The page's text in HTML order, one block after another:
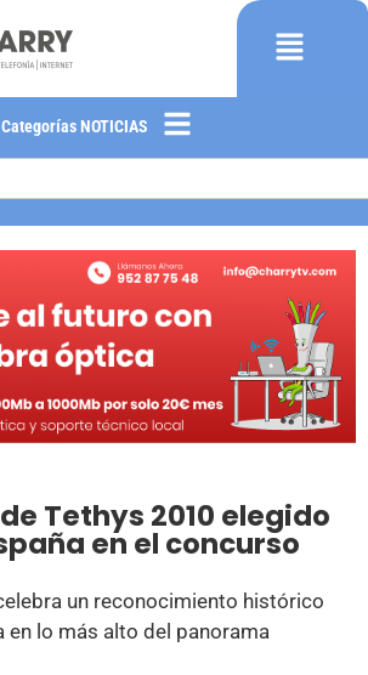
Categorías NOTICIAS
Tethys 2010 elegido
en el concurso
un reconocimiento histórico
en lo más alto del panorama